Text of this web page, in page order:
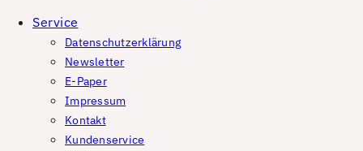
Service
Datenschutzerklärung
Newsletter
E-Paper
Impressum
Kontakt
Kundenservice